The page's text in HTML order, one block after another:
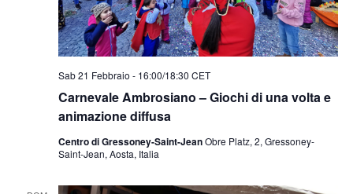
Carnevale Ambrosiano – Giochi di una volta e
animazione diffusa
Sab 21 Febbraio - 16:00/18:30 CET
Centro di Gressoney-Saint-JeanObre Platz, 2, Gressoney-
Saint-Jean, Aosta, Italia